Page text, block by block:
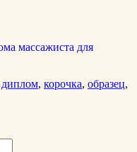
массажиста для
диплом, корочка, образец,